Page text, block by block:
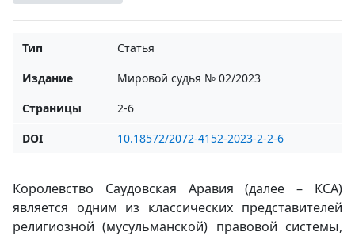
Тип
Статья
Издание
Мировой судья № 02/2023
Страницы
2-6
DOI
10.18572/2072-4152-2023-2-2-6
Королевство Саудовская Аравия (далее – КСА)
является одним из классических представителей
религиозной (мусульманской) правовой системы,